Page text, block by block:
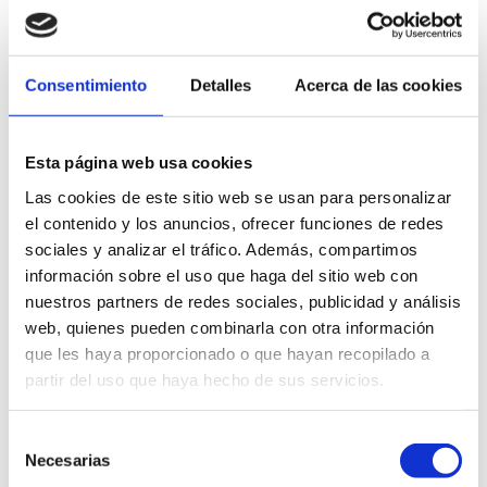
Consentimiento Detalles Acerca de las cookies
Esta página web usa cookies
Las cookies de este sitio web se usan para personalizar
el contenido y los anuncios, ofrecer funciones de redes
sociales y analizar el tráfico. Además, compartimos
información sobre el uso que haga del sitio web con
nuestros partners de redes sociales, publicidad y análisis
web, quienes pueden combinarla con otra información
que les haya proporcionado o que hayan recopilado a
partir del uso que haya hecho de sus servicios.
Necesarias
Para la consultoría, es cierto que suelen
requerirse años de experiencia e incluso, al
contrario que el resto de puestos del sector
alimentario, son más numerosos los compañeros
autónomos y freelances que desarrollan su
actividad en este área
Hay numerosas opciones de consultoría, pues, al
final no es más que ayudar a otros departamentos
a conseguir lo que desean a través del
conocimiento propio. Entre ellos podemos
consultoría sobre laboratorio, consultoría sobre